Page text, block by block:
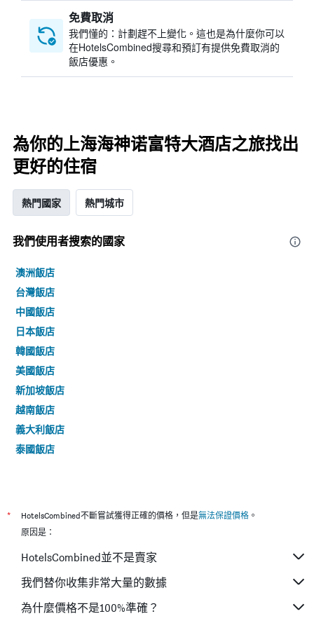
免費取消
我們懂的：計劃趕不上變化。這也是為什麼你可以
在HotelsCombined搜尋和預訂有提供免費取消的
飯店優惠。
為你的上海海神诺富特大酒店之旅找出
更好的住宿
熱門國家 熱門城市
我們使用者搜索的國家
澳洲飯店
台灣飯店
中國飯店
日本飯店
韓國飯店
美國飯店
新加坡飯店
越南飯店
義大利飯店
泰國飯店
* HotelsCombined不斷嘗試獲得正確的價格，但是無法保證價格 。
原因是：
HotelsCombined並不是賣家
我們替你收集非常大量的數據
為什麼價格不是100%準確？